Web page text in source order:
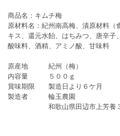
商品名：キムチ梅
原材料名：紀州南高梅、漬原材料（
キス、還元水飴、はちみつ、唐辛子
酸味料、酒精、アミノ酸、甘味料
原産地 紀州（梅）
内容量 ５００ｇ
賞味期限 製造日より６ケ月
製造者 輪玉農園
和歌山県田辺市上芳養３